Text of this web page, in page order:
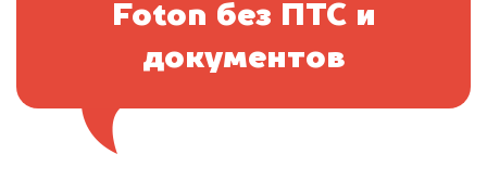
Foton без ПТС и
документов